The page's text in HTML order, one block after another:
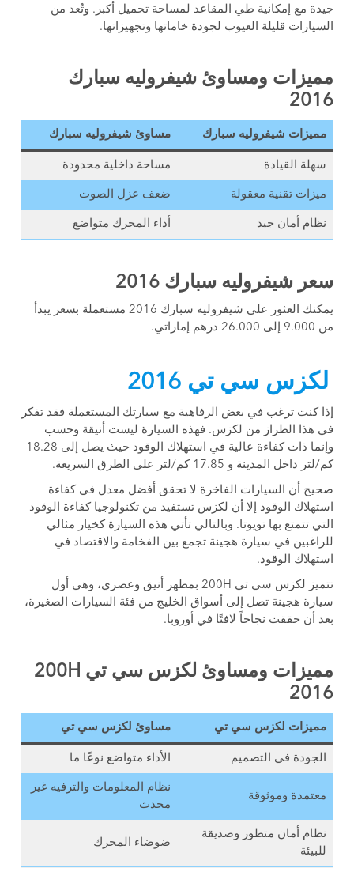
جيدة مع إمكانية طي المقاعد لمساحة تحميل أكبر. وتُعد من
السيارات قليلة العيوب لجودة خاماتها وتجهيزاتها.
مميزات ومساوئ شيفروليه سبارك
2016
مميزات شيفروليه سبارك مساوئ شيفروليه سبارك
سهلة القيادة مساحة داخلية محدودة
ميزات تقنية معقولة ضعف عزل الصوت
نظام أمان جيد أداء المحرك متواضع
سعر شيفروليه سبارك 2016
يمكنك العثور على شيفروليه سبارك 2016 مستعملة بسعر يبدأ
من 9.000 إلى 26.000 درهم إماراتي.
لكزس سي تي 2016
إذا كنت ترغب في بعض الرفاهية مع سيارتك المستعملة فقد تفكر
في هذا الطراز من لكزس. فهذه السيارة ليست أنيقة وحسب
وإنما ذات كفاءة عالية في استهلاك الوقود حيث يصل إلى 18.28
كم/لتر داخل المدينة و 17.85 كم/لتر على الطرق السريعة.
صحيح أن السيارات الفاخرة لا تحقق أفضل معدل في كفاءة
استهلاك الوقود إلا أن لكزس تستفيد من تكنولوجيا كفاءة الوقود
التي تتمتع بها تويوتا. وبالتالي تأتي هذه السيارة كخيار مثالي
للراغبين في سيارة هجينة تجمع بين الفخامة والاقتصاد في
استهلاك الوقود.
تتميز لكزس سي تي 200H بمظهر أنيق وعصري، وهي أول
سيارة هجينة تصل إلى أسواق الخليج من فئة السيارات الصغيرة،
بعد أن حققت نجاحاً لافتًا في أوروبا.
مميزات ومساوئ لكزس سي تي 200H
2016
مميزات لكزس سي تي مساوئ لكزس سي تي
الجودة في التصميم الأداء متواضع نوعًا ما
معتمدة وموثوقة
نظام المعلومات والترفيه غير
محدث
نظام أمان متطور وصديقة
للبيئة
ضوضاء المحرك